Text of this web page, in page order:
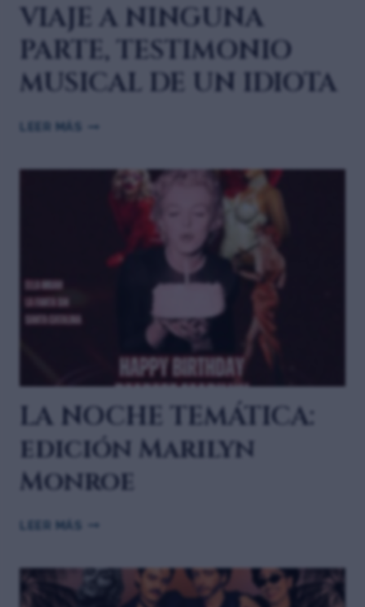
VIAJE A NINGUNA
PARTE, TESTIMONIO
MUSICAL DE UN IDIOTA
LEER MÁS
LA NOCHE TEMÁTICA:
edición Marilyn
Monroe
LEER MÁS